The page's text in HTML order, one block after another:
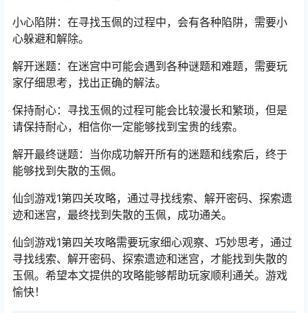
小心陷阱：在寻找玉佩的过程中，会有各种陷阱，需要小
心躲避和解除。
解开迷题：在迷宫中可能会遇到各种谜题和难题，需要玩
家仔细思考，找出正确的解法。
保持耐心：寻找玉佩的过程可能会比较漫长和繁琐，但是
请保持耐心，相信你一定能够找到宝贵的线索。
解开最终谜题：当你成功解开所有的迷题和线索后，终于
能够找到失散的玉佩。
仙剑游戏1第四关攻略，通过寻找线索、解开密码、探索遗
迹和迷宫，最终找到失散的玉佩，成功通关。
仙剑游戏1第四关攻略需要玩家细心观察、巧妙思考，通过
寻找线索、解开密码、探索遗迹和迷宫，才能找到失散的
玉佩。希望本文提供的攻略能够帮助玩家顺利通关。游戏
愉快！